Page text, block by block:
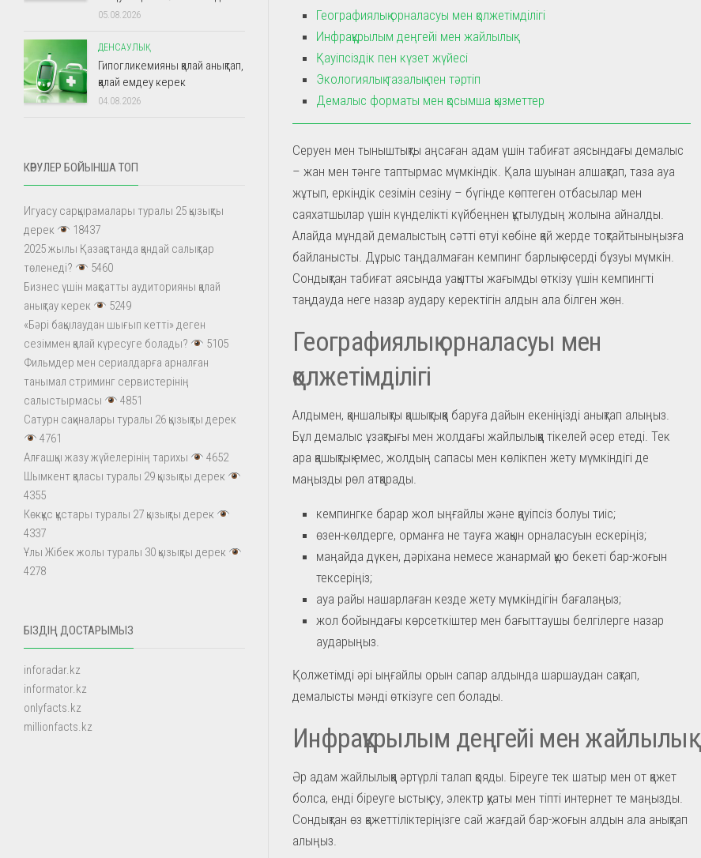
Географиялық орналасуы мен қолжетімділігі
Инфрақұрылым деңгейі мен жайлылық
Қауіпсіздік пен күзет жүйесі
Экологиялық тазалық пен тәртіп
Демалыс форматы мен қосымша қызметтер
Серуен мен тыныштықты аңсаған адам үшін табиғат аясындағы демалыс
– жан мен тәнге таптырмас мүмкіндік. Қала шуынан алшақтап, таза ауа
жұтып, еркіндік сезімін сезіну – бүгінде көптеген отбасылар мен
саяхатшылар үшін күнделікті күйбеңнен құтылудың жолына айналды.
Алайда мұндай демалыстың сәтті өтуі көбіне қай жерде тоқтайтыныңызға
байланысты. Дұрыс таңдалмаған кемпинг барлық әсерді бұзуы мүмкін.
Сондықтан табиғат аясында уақытты жағымды өткізу үшін кемпингті
таңдауда неге назар аудару керектігін алдын ала білген жөн.
Географиялық орналасуы мен
қолжетімділігі
Алдымен, қаншалықты қашықтыққа баруға дайын екеніңізді анықтап алыңыз.
Бұл демалыс ұзақтығы мен жолдағы жайлылыққа тікелей әсер етеді. Тек
ара қашықтық емес, жолдың сапасы мен көлікпен жету мүмкіндігі де
маңызды рөл атқарады.
кемпингке барар жол ыңғайлы және қауіпсіз болуы тиіс;
өзен-көлдерге, орманға не тауға жақын орналасуын ескеріңіз;
маңайда дүкен, дәріхана немесе жанармай құю бекеті бар-жоғын
тексеріңіз;
ауа райы нашарлаған кезде жету мүмкіндігін бағалаңыз;
жол бойындағы көрсеткіштер мен бағыттаушы белгілерге назар
аударыңыз.
Қолжетімді әрі ыңғайлы орын сапар алдында шаршаудан сақтап,
демалысты мәнді өткізуге сеп болады.
Инфрақұрылым деңгейі мен жайлылық
Әр адам жайлылыққа әртүрлі талап қояды. Біреуге тек шатыр мен от қажет
болса, енді біреуге ыстық су, электр қуаты мен тіпті интернет те маңызды.
Сондықтан өз қажеттіліктеріңізге сай жағдай бар-жоғын алдын ала анықтап
алыңыз.
05.08.2026
ДЕНСАУЛЫҚ
Гипогликемияны қалай анықтап,
қалай емдеу керек
04.08.2026
КӨРУЛЕР БОЙЫНША ТОП
Игуасу сарқырамалары туралы 25 қызықты
дерек
18437
2025 жылы Қазақстанда қандай салықтар
төленеді?
5460
Бизнес үшін мақсатты аудиторияны қалай
анықтау керек
5249
«Бәрі бақылаудан шығып кетті» деген
сезіммен қалай күресуге болады?
5105
Фильмдер мен сериалдарға арналған
танымал стриминг сервистерінің
салыстырмасы
4851
Сатурн сақиналары туралы 26 қызықты дерек
4761
Алғашқы жазу жүйелерінің тарихы
4652
Шымкент қаласы туралы 29 қызықты дерек
4355
Көкқұс құстары туралы 27 қызықты дерек
4337
Ұлы Жібек жолы туралы 30 қызықты дерек
4278
БІЗДІҢ ДОСТАРЫМЫЗ
inforadar.kz
informator.kz
onlyfacts.kz
millionfacts.kz